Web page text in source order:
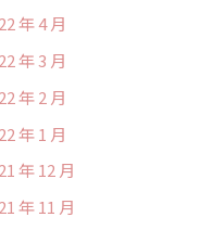
年 4 月
年 3 月
年 2 月
年 1 月
年 12 月
年 11 月